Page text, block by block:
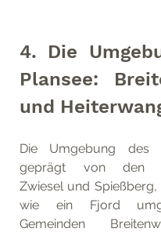
4. Die
Plansee:
und
Die Umgebung des
geprägt von den
Zwiesel und Spießberg,
wie ein Fjord
Gemeinden